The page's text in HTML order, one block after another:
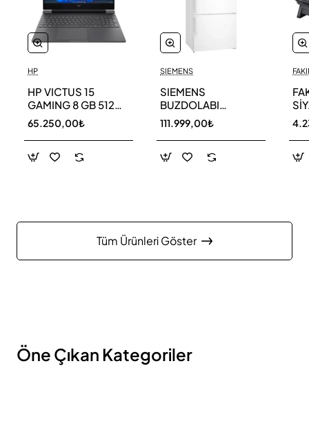
HP
HP VICTUS 15
GAMING 8 GB 512
GB SSD LAPTOP
FA0011NT 80D33EA
65.250,00₺
SIEMENS
SIEMENS
BUZDOLABI
KG86NCWE0N
111.999,00₺
Tüm Ürünleri Göster
Öne Çıkan Kategoriler